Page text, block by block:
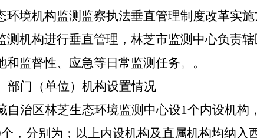
环境机构监测监察执法垂直管理制度改革实
测机构进行垂直管理，林芝市监测中心负责
和监督性、应急等日常监测任务。。
部门（单位）机构设置情况
自治区林芝生态环境监测中心设1个内设机构
个，分别为；以上内设机构及直属机构均纳入